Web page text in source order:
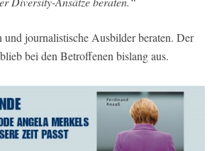
und journalistische Ausbilder beraten. Der
bei den Betroffenen bislang aus.